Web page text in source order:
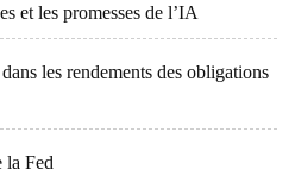
et les promesses de l’IA
les rendements des obligations
la Fed